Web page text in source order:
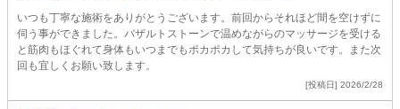
いつも丁寧な施術をありがとうございます。前回からそれほど間を空けずに
伺う事ができました。バザルトストーンで温めながらのマッサージを受ける
と筋肉もほぐれて身体もいつまでもポカポカして気持ちが良いです。また次
回も宜しくお願い致します。
[投稿日] 2026/2/28